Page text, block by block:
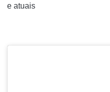
e atuais